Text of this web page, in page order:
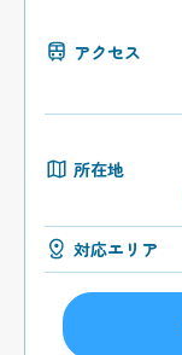
アクセス
所在地
対応エリア